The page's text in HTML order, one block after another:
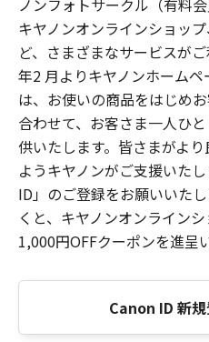
ノンフォトサークル（有料
キヤノンオンラインショッ
ど、さまざまなサービスが
年2 月よりキヤノンホーム
は、お使いの商品をはじめ
合わせて、お客さま一人ひ
供いたします。皆さまがよ
ようキヤノンがご支援いた
ID」のご登録をお願いいた
くと、キヤノンオンライン
1,000円OFFクーポンを進呈
Canon ID 新